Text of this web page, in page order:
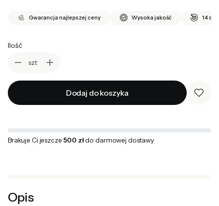
Gwarancja najlepszej ceny Wysoka jakość 14 dni
Ilość
szt
Dodaj do koszyka
Brakuje Ci jeszcze 500 złdo darmowej dostawy
Opis